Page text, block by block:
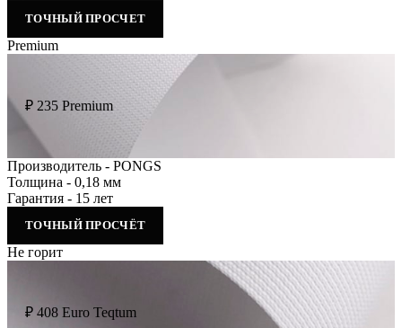
ТОЧНЫЙ ПРОСЧЕТ
Premium
₽ 235 Premium
Производитель - PONGS
Толщина - 0,18 мм
Гарантия - 15 лет
ТОЧНЫЙ ПРОСЧЁТ
Не горит
₽ 408 Euro Teqtum